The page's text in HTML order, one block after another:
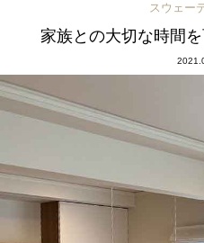
スウェー
家族との大切な時間